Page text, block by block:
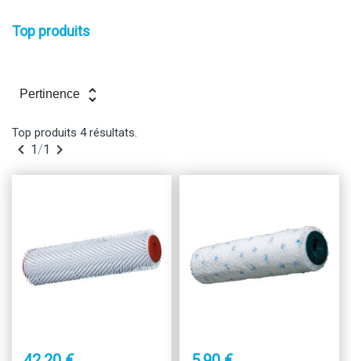
Top produits
Pertinence unfold_more
Top produits 4 résultats.
 1/1 